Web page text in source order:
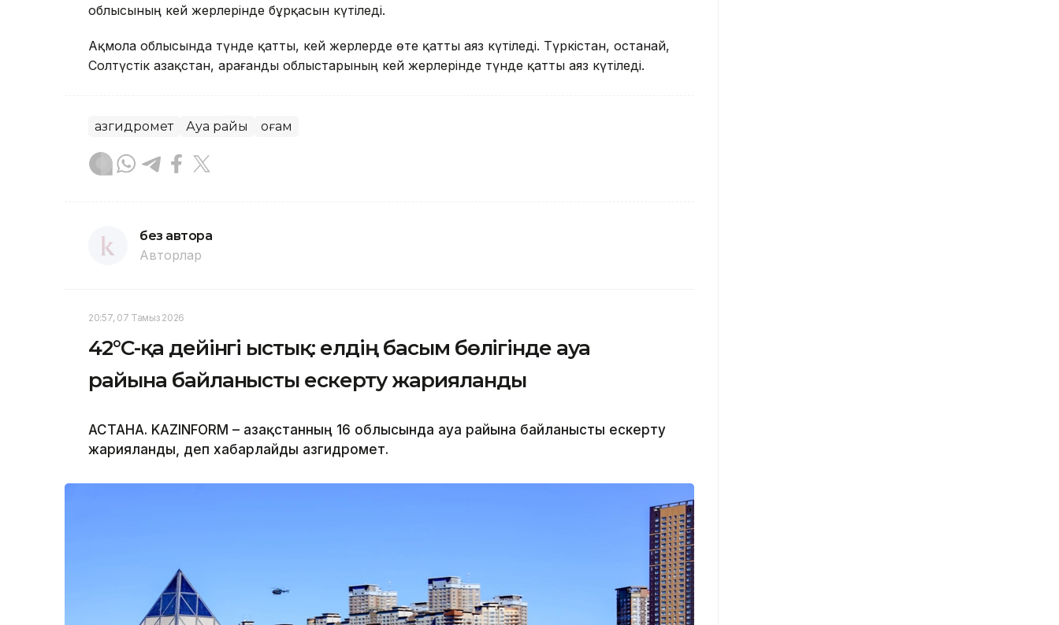
облысының кей жерлерінде бұрқасын күтіледі.
Ақмола облысында түнде қатты, кей жерлерде өте қатты аяз күтіледі. Түркістан, Қостанай,
Солтүстік Қазақстан, Қарағанды ​​облыстарының кей жерлерінде түнде қатты аяз күтіледі.
Қазгидромет Ауа райы Қоғам
без автора
Авторлар
20:57, 07 Тамыз 2026
42°C-қа дейінгі ыстық: елдің басым бөлігінде ауа
райына байланысты ескерту жарияланды
АСТАНА. KAZINFORM – Қазақстанның 16 облысында ауа райына байланысты ескерту
жарияланды, деп хабарлайды Қазгидромет.